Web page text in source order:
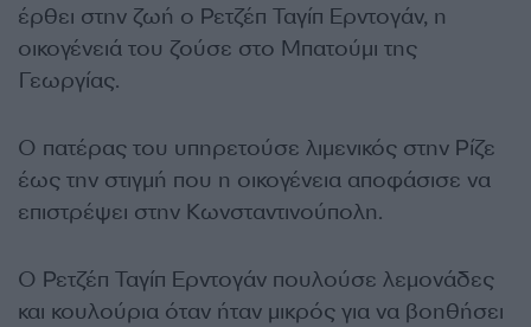
έρθει στην ζωή ο Ρετζέπ Ταγίπ Ερντογάν, η
οικογένειά του ζούσε στο Μπατούμι της
Γεωργίας.
Ο πατέρας του υπηρετούσε λιμενικός στην Ρίζε
έως την στιγμή που η οικογένεια αποφάσισε να
επιστρέψει στην Κωνσταντινούπολη.
Ο Ρετζέπ Ταγίπ Ερντογάν πουλούσε λεμονάδες
και κουλούρια όταν ήταν μικρός για να βοηθήσει